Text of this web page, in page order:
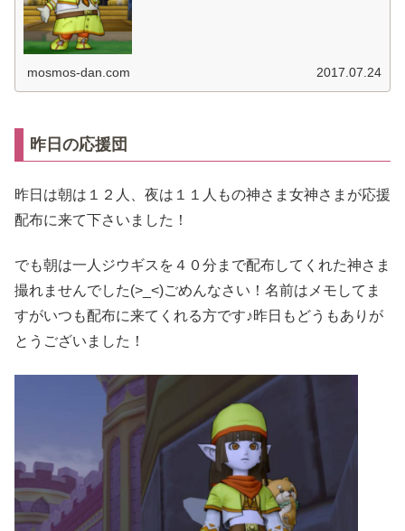
mosmos-dan.com 2017.07.24
昨日の応援団
昨日は朝は１２人、夜は１１人もの神さま女神さまが応援
配布に来て下さいました！
でも朝は一人ジウギスを４０分まで配布してくれた神さま
撮れませんでした(>_<)ごめんなさい！名前はメモしてま
すがいつも配布に来てくれる方です♪昨日もどうもありが
とうございました！